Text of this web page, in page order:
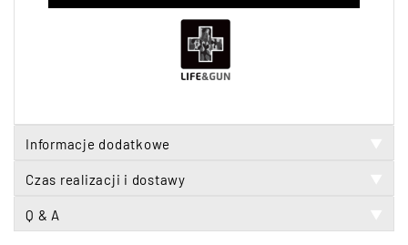
Informacje dodatkowe
Czas realizacji i dostawy
Q & A